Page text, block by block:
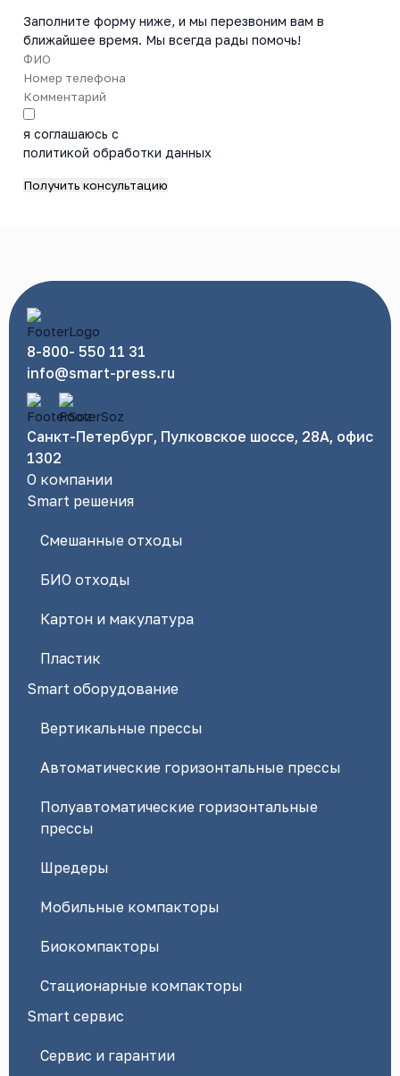
Заполните форму ниже, и мы перезвоним вам в
ближайшее время. Мы всегда рады помочь!
я соглашаюсь с
политикой обработки данных
О компании
Smart решения
Смешанные отходы
БИО отходы
Картон и макулатура
Пластик
Smart оборудование
Вертикальные прессы
Автоматические горизонтальные прессы
Полуавтоматические горизонтальные
прессы
Шредеры
Мобильные компакторы
Биокомпакторы
Стационарные компакторы
Smart сервис
Сервис и гарантии
8-800- 550 11 31
info@smart-press.ru
Санкт-Петербург, Пулковское шоссе, 28А, офис
1302